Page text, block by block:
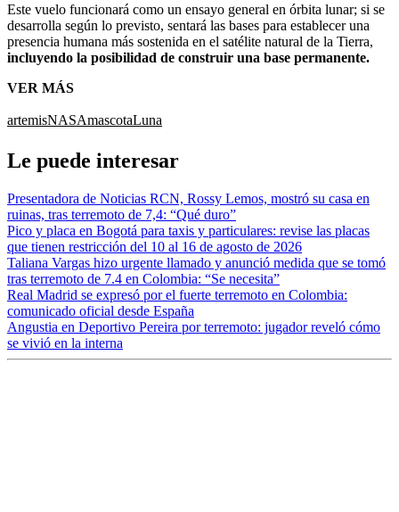
Este vuelo funcionará como un ensayo general en órbita lunar; si se
desarrolla según lo previsto, sentará las bases para establecer una
presencia humana más sostenida en el satélite natural de la Tierra,
incluyendo la posibilidad de construir una base permanente.
VER MÁS
artemisNASAmascotaLuna
Le puede interesar
Presentadora de Noticias RCN, Rossy Lemos, mostró su casa en
ruinas, tras terremoto de 7,4: “Qué duro”
Pico y placa en Bogotá para taxis y particulares: revise las placas
que tienen restricción del 10 al 16 de agosto de 2026
Taliana Vargas hizo urgente llamado y anunció medida que se tomó
tras terremoto de 7.4 en Colombia: “Se necesita”
Real Madrid se expresó por el fuerte terremoto en Colombia:
comunicado oficial desde España
Angustia en Deportivo Pereira por terremoto: jugador reveló cómo
se vivió en la interna